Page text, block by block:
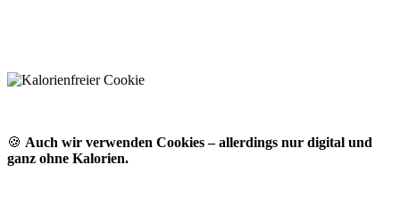
🍪 Auch wir verwenden Cookies – allerdings nur digital und
ganz ohne Kalorien.